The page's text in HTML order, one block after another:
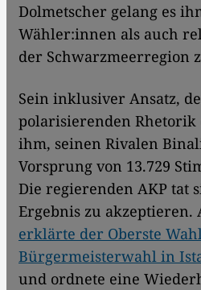
Dolmetscher gelang es
Wähler:innen als auch
der Schwarzmeerregion
Sein inklusiver Ansatz,
polarisierenden Rhetorik
ihm, seinen Rivalen
Vorsprung von 13.729
Die regierenden AKP tat
Ergebnis zu akzeptieren.
erklärte der Oberste
Bürgermeisterwahl in
und ordnete eine